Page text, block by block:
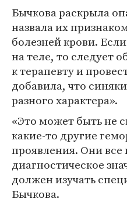
Бычкова раскрыла
назвала их
болезней крови.
на теле, то следует
к терапевту и
добавила, что
разного характера».
«Это может быть не
какие-то другие
проявления. Они
диагностическое
должен изучать
Бычкова.